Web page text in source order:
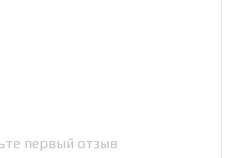
первый отзыв